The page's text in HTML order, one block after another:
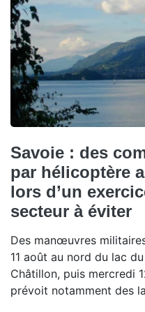
Savoie : des
par hélicoptère
lors d’un
secteur à éviter
Des manœuvres
11 août au nord du lac
Châtillon, puis mercredi
prévoit notamment des